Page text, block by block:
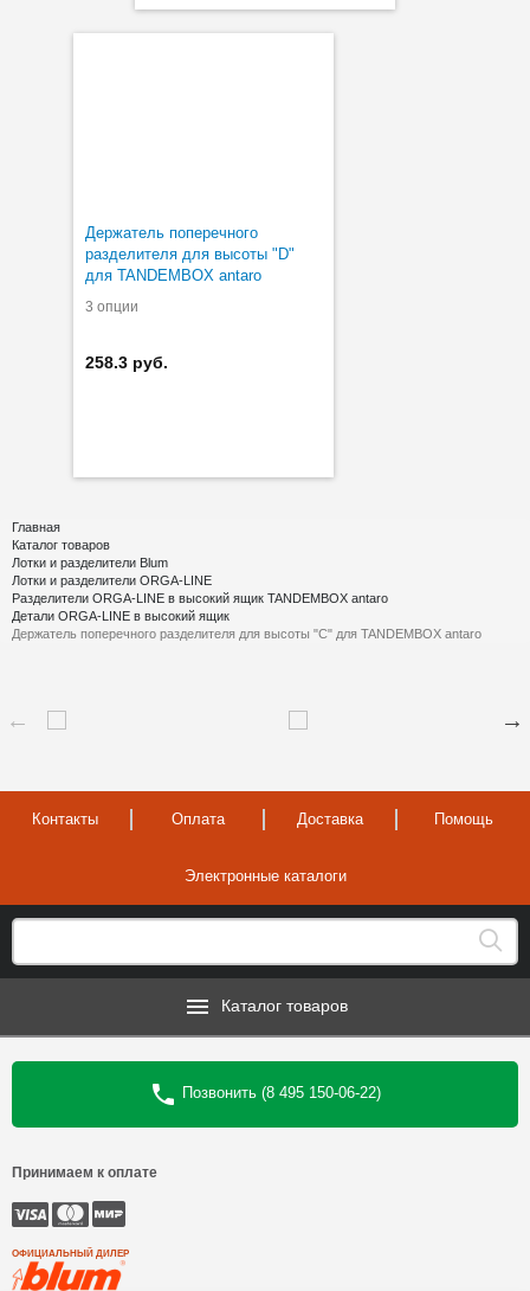
Держатель поперечного
разделителя для высоты "D"
для TANDEMBOX antaro
3 опции
258.3 руб.
Главная
Каталог товаров
Лотки и разделители Blum
Лотки и разделители ORGA-LINE
Разделители ORGA-LINE в высокий ящик TANDEMBOX antaro
Детали ORGA-LINE в высокий ящик
Держатель поперечного разделителя для высоты "C" для TANDEMBOX antaro
Контакты Оплата Доставка Помощь
Электронные каталоги
Каталог товаров
Позвонить (8 495 150-06-22)
Принимаем к оплате
ОФИЦИАЛЬНЫЙ ДИЛЕР